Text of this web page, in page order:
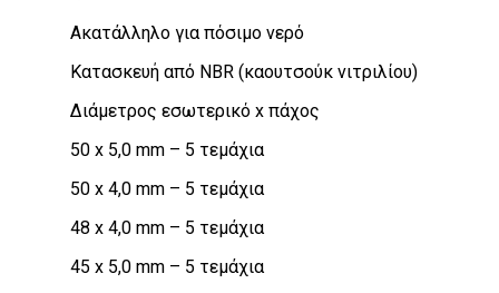
Ακατάλληλο για πόσιμο νερό
Κατασκευή από NBR (καουτσούκ νιτριλίου)
Διάμετρος εσωτερικό x πάχος
50 x 5,0 mm – 5 τεμάχια
50 x 4,0 mm – 5 τεμάχια
48 x 4,0 mm – 5 τεμάχια
45 x 5,0 mm – 5 τεμάχια